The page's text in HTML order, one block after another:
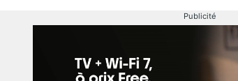
Publicité